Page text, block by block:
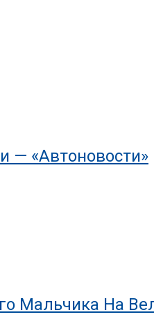
— «Автоновости»
Мальчика На